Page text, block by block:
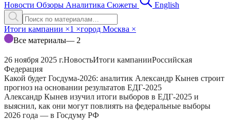
Новости Обзоры Аналитика Сюжеты English
Итоги кампании ×1 ×город Москва ×
Все материалы— 2
26 ноября 2025 г.НовостьИтоги кампанииРоссийская
Федерация
Какой будет Госдума-2026: аналитик Александр Кынев строит
прогноз на основании результатов ЕДГ-2025
Александр Кынев изучил итоги выборов в ЕДГ-2025 и
выяснил, как они могут повлиять на федеральные выборы
2026 года — в Госдуму РФ